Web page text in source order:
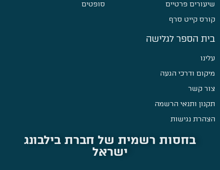
שיעורים פרטיים
קורס קייט סרף
סופטים
בית הספר לגלישה
עלינו
מיקום ודרכי הגעה
צור קשר
תקנון ותנאי הרשמה
הצהרת נגישות
בחסות רשמית של חברת בילבונג
ישראל